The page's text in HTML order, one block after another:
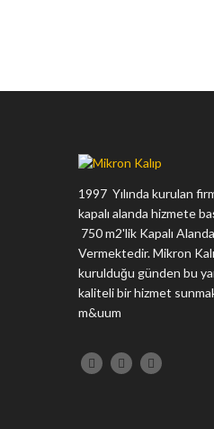
1997 Yılında kurulan
kapalı alanda hizmete
750 m2'lik Kapalı
Vermektedir. Mikron
kurulduğu günden bu
kaliteli bir hizmet
m&uum